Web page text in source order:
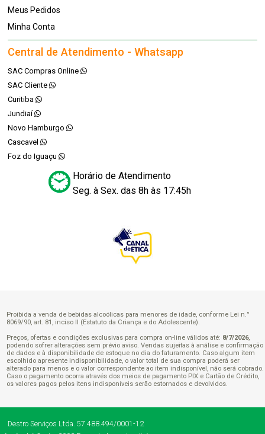
Meus Pedidos
Minha Conta
Central de Atendimento - Whatsapp
SAC Compras Online
SAC Cliente
Curitiba
Jundiaí
Novo Hamburgo
Cascavel
Foz do Iguaçu
Horário de Atendimento
Seg. à Sex. das 8h às 17:45h
Proibida a venda de bebidas alcoólicas para menores de idade, conforme Lei n.°
8069/90, art. 81, inciso II (Estatuto da Criança e do Adolescente).
Preços, ofertas e condições exclusivas para compra on-line válidos até: 8/7/2026,
podendo sofrer alterações sem prévio aviso. Vendas sujeitas à análise e confirmação
de dados e à disponibilidade de estoque no dia do faturamento. Caso algum item
escolhido apresente indisponibilidade, o valor total de sua compra poderá ser
alterado para menos e o valor correspondente ao item indisponível, não será cobrado.
Caso o pagamento ocorra através dos meios de pagamento PIX e Cartão de Crédito,
os valores pagos pelos itens indisponíveis serão estornados e devolvidos.
Destro Serviços Ltda. 57.488.494/0001-12